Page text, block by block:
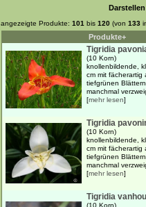
angezeigte Produkte: 101 bis 120 (von 133
Produkte+
Tigridia
(10 Korn)
knollenbildende,
cm mit fächerartig
tiefgrünen
manchmal
[mehr lesen]
Tigridia
(10 Korn)
knollenbildende,
cm mit fächerartig
tiefgrünen
manchmal
[mehr lesen]
Tigridia
(10 Korn)